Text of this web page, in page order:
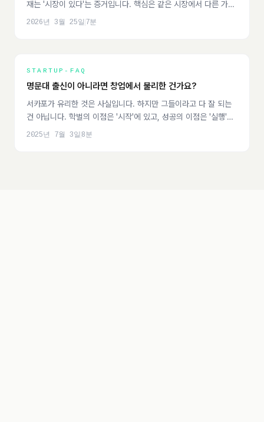
재는 '시장이 있다'는 증거입니다. 핵심은 같은 시장에서 다른 가치
를 제안하는 것입니다.
2026년 3월 25일 7분
STARTUP-FAQ
명문대 출신이 아니라면 창업에서 불리한 건가요?
서카포가 유리한 것은 사실입니다. 하지만 그들이라고 다 잘 되는
건 아닙니다. 학벌의 이점은 '시작'에 있고, 성공의 이점은 '실행'에
있습니다.
2025년 7월 3일 8분